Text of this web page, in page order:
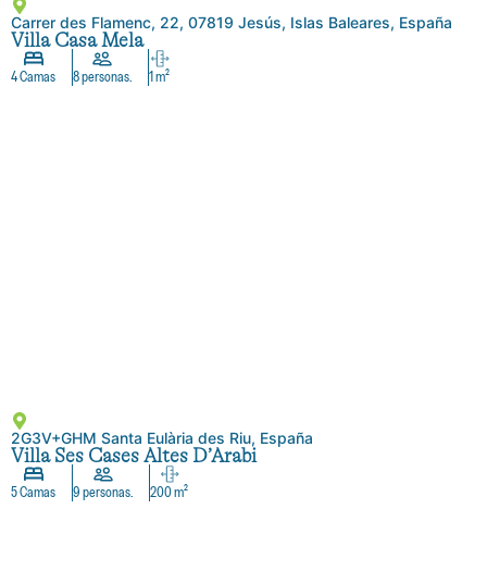
Carrer des Flamenc, 22, 07819 Jesús, Islas Baleares, España
Villa Casa Mela
4 Camas 8 personas. 1 m²
2G3V+GHM Santa Eulària des Riu, España
Villa Ses Cases Altes D’Arabi
5 Camas 9 personas. 200 m²